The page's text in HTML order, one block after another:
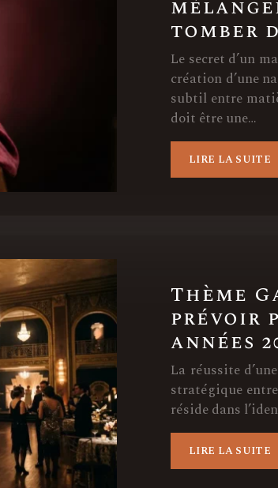
tomber
Le secret d’un
création d’une
subtil entre
doit être une…
LIRE LA SUITE
Thème
prévoir
années
La réussite
stratégique
réside dans
LIRE LA SUITE